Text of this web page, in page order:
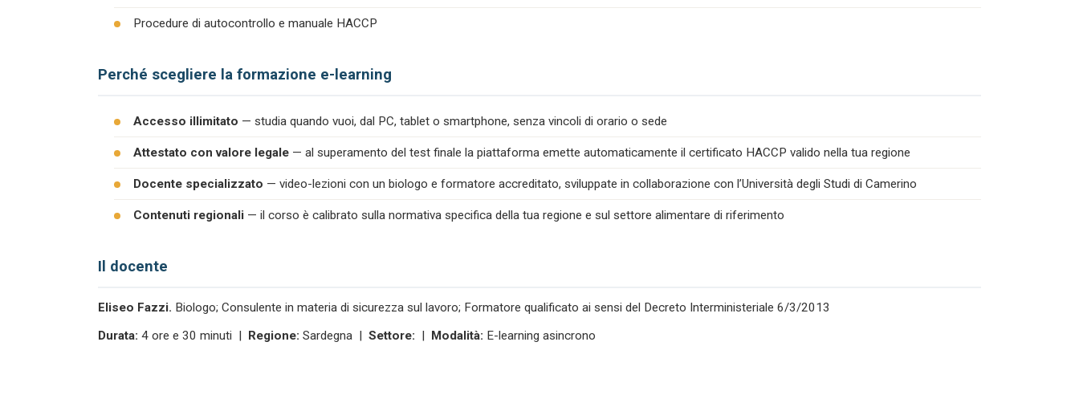
Procedure di autocontrollo e manuale HACCP
Perché scegliere la formazione e-learning
Accesso illimitato — studia quando vuoi, dal PC, tablet o smartphone, senza vincoli di orario o sede
Attestato con valore legale — al superamento del test finale la piattaforma emette automaticamente il certificato HACCP valido nella tua regione
Docente specializzato — video-lezioni con un biologo e formatore accreditato, sviluppate in collaborazione con l’Università degli Studi di Camerino
Contenuti regionali — il corso è calibrato sulla normativa specifica della tua regione e sul settore alimentare di riferimento
Il docente
Eliseo Fazzi. Biologo; Consulente in materia di sicurezza sul lavoro; Formatore qualificato ai sensi del Decreto Interministeriale 6/3/2013
Durata: 4 ore e 30 minuti | Regione: Sardegna | Settore: | Modalità: E-learning asincrono